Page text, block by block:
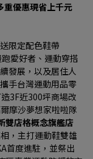
重優惠現省上千元
限定配色鞋帶
愛好者、運動穿搭
發展，以及居住人
手台灣運動用品零
造3F近300坪商場改
摩沙夢想家啦啦隊
雙店格概念旗艦店
，主打運動鞋雙雄
首度進駐，並祭出